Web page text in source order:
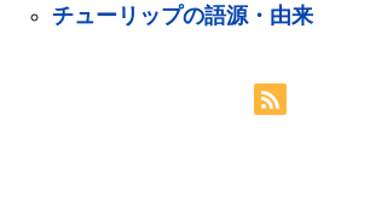
チューリップの語源・由来